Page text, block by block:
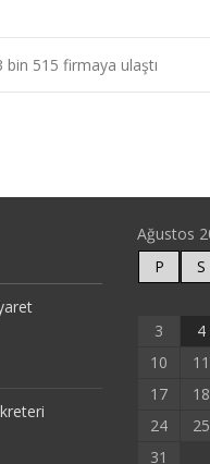
515 firmaya ulaştı
Ağustos
P
S
3
4
10
11
17
18
24
25
31